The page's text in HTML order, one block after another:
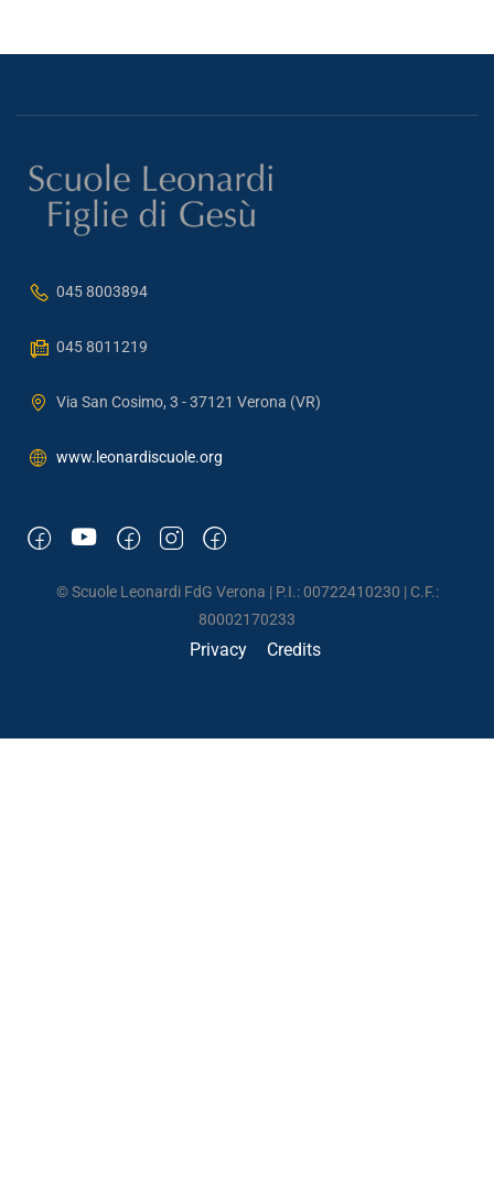
045 8003894
045 8011219
Via San Cosimo, 3 - 37121 Verona (VR)
www.leonardiscuole.org
© Scuole Leonardi FdG Verona | P.I.: 00722410230 | C.F.:
80002170233
Privacy Credits